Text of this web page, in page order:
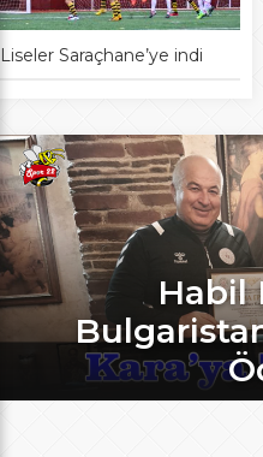
Liseler Saraçhane’ye indi
Habil